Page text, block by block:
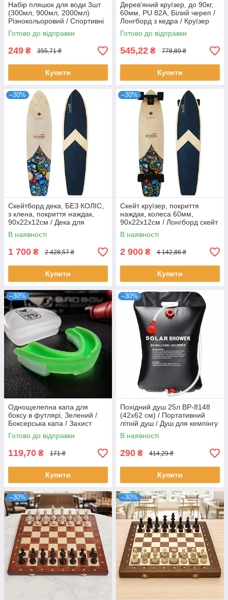
Набір пляшок для води 3шт
(300мл, 900мл, 2000мл)
Різнокольоровий / Спортивні
пляшки для води / Пляшки
для спорту
Готово до відправки
249 ₴ 355,71 ₴
Купити
Дерев'яний круїзер, до 90кг,
60мм, PU 82A, Білий череп /
Лонгборд з кедра / Круїзер
лонгборд
Готово до відправки
545,22 ₴ 778,89 ₴
Купити
–30%
Скейтборд дека, БЕЗ КОЛІС,
з клена, покриття наждак,
90х22х12см / Дека для
скейтборду / Дошка для
скейтборду
В наявності
1 700 ₴ 2 428,57 ₴
Купити
–30%
Скейт круїзер, покриття
наждак, колеса 60мм,
90х22х12см / Лонгборд скейт
/ Скейтборд дерев'яний
В наявності
2 900 ₴ 4 142,86 ₴
Купити
–30%
Однощелепна капа для
боксу в футлярі, Зелений /
Боксерська капа / Захист
щелепи
Готово до відправки
119,70 ₴ 171 ₴
Купити
–30%
Похідний душ 25л BP-8148
(42х62 см) / Портативний
літній душ / Душ для кемпінгу
та дачі / Похідний душ
В наявності
290 ₴ 414,29 ₴
Купити
–30% –30%